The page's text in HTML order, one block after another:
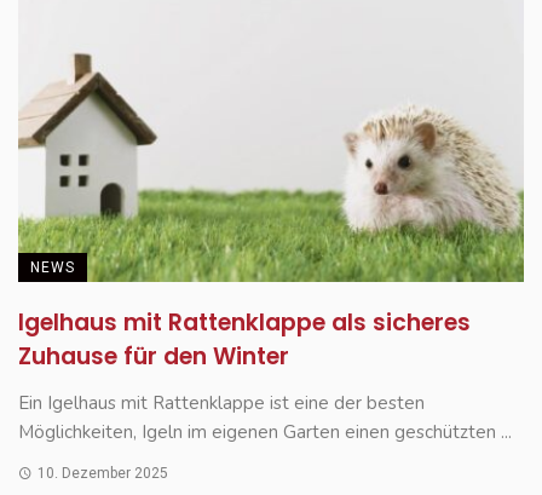
NEWS
Igelhaus mit Rattenklappe als sicheres
Zuhause für den Winter
Ein Igelhaus mit Rattenklappe ist eine der besten
Möglichkeiten, Igeln im eigenen Garten einen geschützten ...
10. Dezember 2025